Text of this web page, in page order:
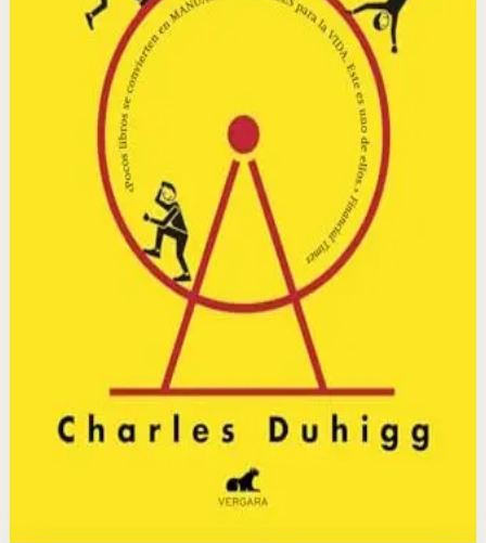
Este libro importa porque revela el mecanismo oculto de
los hábitos y te da el conocimiento para reprogramarlos
intencionalmente, transformándote a ti mismo y a tu
Para quién es
Es para personas que quieren entender por qué hacen
lo que hacen y cambiar sus comportamientos
automáticos para mejorar su salud, productividad y
La idea central es que todo hábito sigue un bucle: señal,
rutina y recompensa; y al identificar este ciclo, podemos
modificar cualquier hábito en nuestra vida.
Selección afiliada
Construir Habitos Positivos
Abrir fichaComprar en Kobo
Divulgación: podemos ganar una comisión si compras